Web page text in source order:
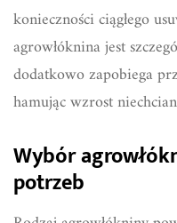
konieczności ciągłego
agrowłóknina jest
dodatkowo zapobiega
hamując wzrost
Wybór
potrzeb